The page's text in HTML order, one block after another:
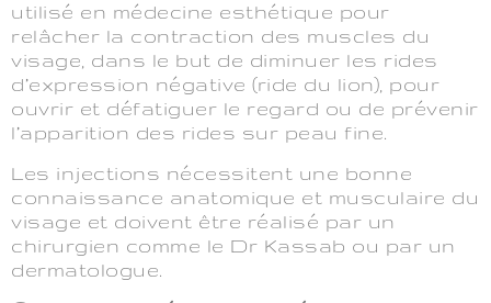
utilisé en médecine esthétique pour
relâcher la contraction des muscles du
visage, dans le but de diminuer les rides
d’expression négative (ride du lion), pour
ouvrir et défatiguer le regard ou de prévenir
l’apparition des rides sur peau fine.
Les injections nécessitent une bonne
connaissance anatomique et musculaire du
visage et doivent être réalisé par un
chirurgien comme le Dr Kassab ou par un
dermatologue.